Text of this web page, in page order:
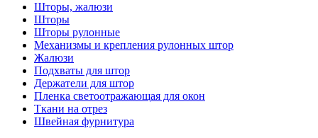
Шторы, жалюзи
Шторы
Шторы рулонные
Механизмы и крепления рулонных штор
Жалюзи
Подхваты для штор
Держатели для штор
Пленка светоотражающая для окон
Ткани на отрез
Швейная фурнитура